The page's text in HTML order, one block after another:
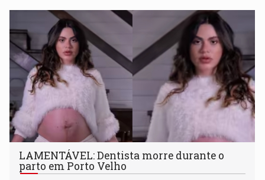
expressão cultural e conexão com os consumidores
LAMENTÁVEL: Dentista morre durante o
parto em Porto Velho